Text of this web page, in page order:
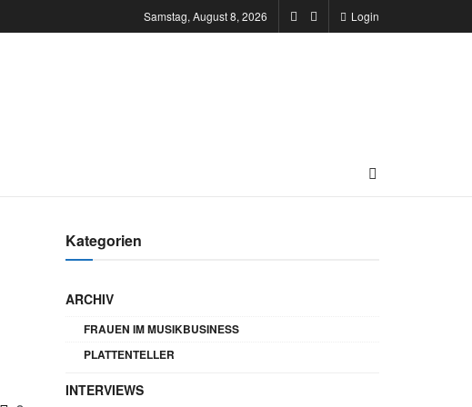
Samstag, August 8, 2026 Login
Kategorien
ARCHIV
FRAUEN IM MUSIKBUSINESS
PLATTENTELLER
INTERVIEWS